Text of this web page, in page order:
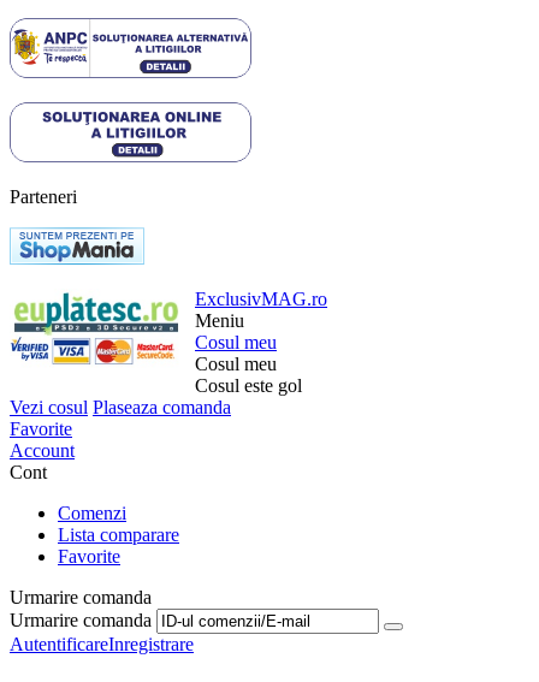
Parteneri
ExclusivMAG.ro
Meniu
Cosul meu
Cosul meu
Cosul este gol
Vezi cosul Plaseaza comanda
Favorite
Account
Cont
Comenzi
Lista comparare
Favorite
Urmarire comanda
Urmarire comanda
AutentificareInregistrare